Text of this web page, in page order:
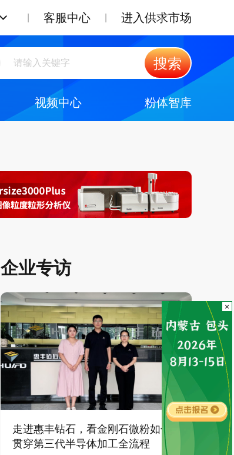
客服中心 进入供求市场
搜索
视频中心 粉体智库
企业专访
走进惠丰钻石，看金刚石微粉如何
贯穿第三代半导体加工全流程
×